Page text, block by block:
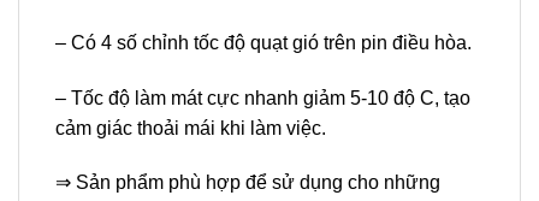
– Có 4 số chỉnh tốc độ quạt gió trên pin điều hòa.
– Tốc độ làm mát cực nhanh giảm 5-10 độ C, tạo
cảm giác thoải mái khi làm việc.
⇒ Sản phẩm phù hợp để sử dụng cho những